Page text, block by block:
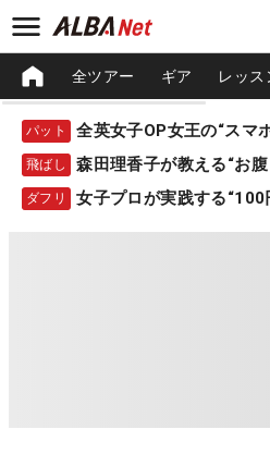
全ツアー ギア レッス
パット 全英女子OP女王の“スマ
飛ばし 森田理香子が教える“お腹
ダフリ 女子プロが実践する“100